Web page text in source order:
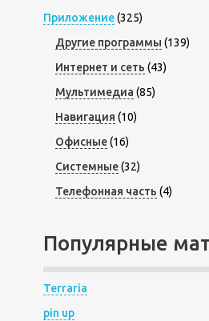
Приложение(325)
Другие программы (139)
Интернет и сеть (43)
Мультимедиа (85)
Навигация (10)
Офисные(16)
Системные(32)
Телефонная часть (4)
Популярные
Terraria
pin up